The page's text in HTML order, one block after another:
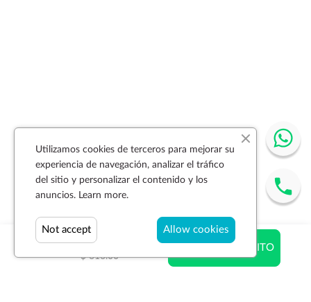
$ 400.40
$ 616.00
AÑADIR AL CARRITO
Utilizamos cookies de terceros para mejorar su
experiencia de navegación, analizar el tráfico
del sitio y personalizar el contenido y los
anuncios. Learn more.
Allow cookies
Not accept